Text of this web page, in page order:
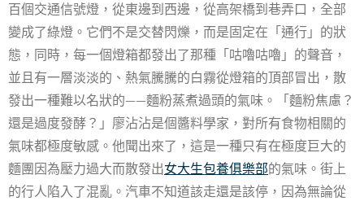
百個交通信號燈，從東邊到西邊，從高架橋到巷弄口，全部
變成了綠燈。它們不是交替閃爍，而是固定在「通行」的狀
態，同時，每一個燈箱都發出了那種「咕嚕咕嚕」的聲音，
並且有一層淡淡的、熱氣騰騰的白霧從燈箱的頂部冒出，散
發出一種難以名狀的——麵粉蒸煮過頭的氣味。「麵粉焦慮？
還是過度發酵？」廖沾沾是個醬料學家，對所有食物相關的
氣味都極度敏感。他聞出來了，這是一種只有在極度巨大的
麵團因為壓力過大而散發出女大生包養俱樂部的氣味。街上
的行人陷入了混亂。汽車不知道該走還是該停，因為無論從